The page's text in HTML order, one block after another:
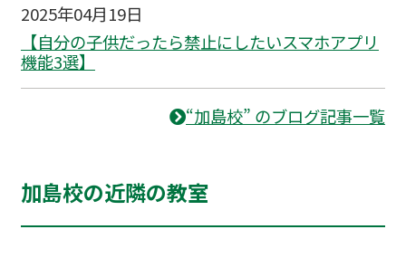
2025年04月19日
【自分の子供だったら禁止にしたいスマホアプリ
機能3選】
“加島校” のブログ記事一覧
加島校の近隣の教室